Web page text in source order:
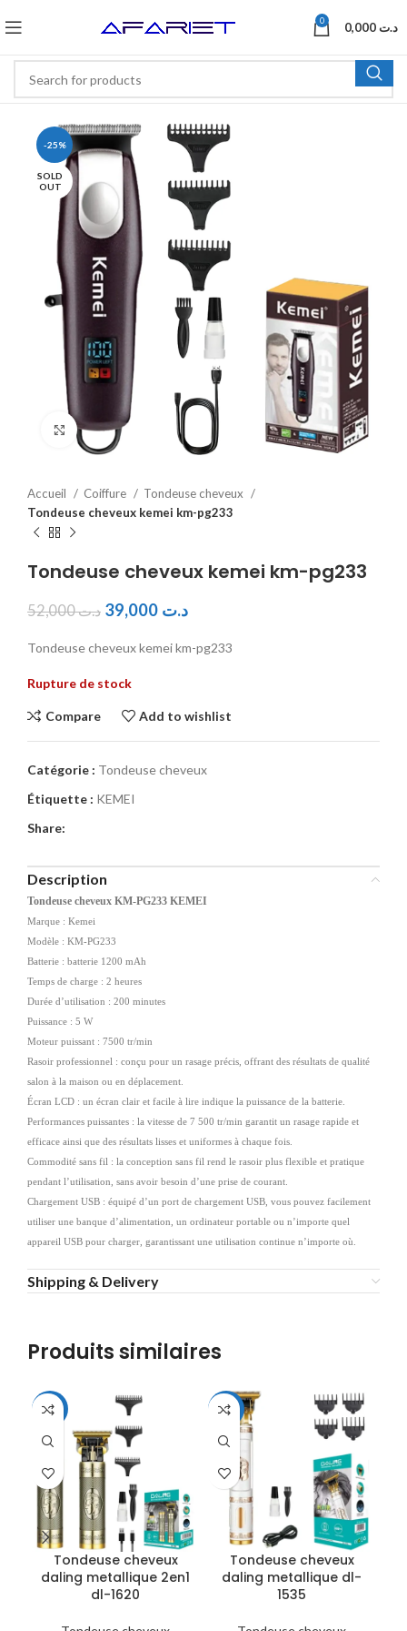
0 د.ت
-25%
SOLD
OUT
Click to enlarge
Accueil Coiffure
Tondeuse cheveux
Tondeuse cheveux kemei km-pg233
Tondeuse cheveux kemei km-pg233
د.ت52,000 د.ت
Tondeuse cheveux kemei km-pg233
Rupture de stock
Compare Add to wishlist
Catégorie : Tondeuse cheveux
Étiquette : KEMEI
Share:
Description
Tondeuse cheveux KM-PG233 KEMEI
Marque : Kemei
Modèle : KM-PG233
Batterie : batterie 1200 mAh
Temps de charge : 2 heures
Durée d’utilisation : 200 minutes
Puissance : 5 W
Moteur puissant : 7500 tr/min
Rasoir professionnel : conçu pour un rasage précis, offrant des résultats de qualité
salon à la maison ou en déplacement.
Écran LCD : un écran clair et facile à lire indique la puissance de la batterie.
Performances puissantes : la vitesse de 7 500 tr/min garantit un rasage rapide et
efficace ainsi que des résultats lisses et uniformes à chaque fois.
Commodité sans fil : la conception sans fil rend le rasoir plus flexible et pratique
pendant l’utilisation, sans avoir besoin d’une prise de courant.
Chargement USB : équipé d’un port de chargement USB, vous pouvez facilement
utiliser une banque d’alimentation, un ordinateur portable ou n’importe quel
appareil USB pour charger, garantissant une utilisation continue n’importe où.
Shipping & Delivery
Produits similaires
-35%
Tondeuse cheveux
daling metallique 2en1
dl-1620
-40%
Tondeuse cheveux
daling metallique dl-
1535